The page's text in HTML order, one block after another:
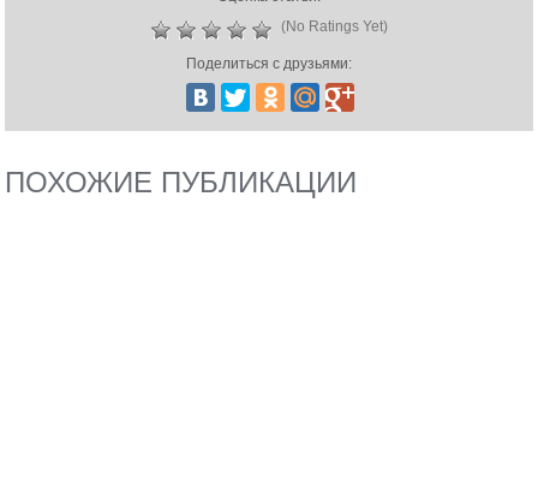
(No Ratings Yet)
Поделиться с друзьями:
ПОХОЖИЕ ПУБЛИКАЦИИ